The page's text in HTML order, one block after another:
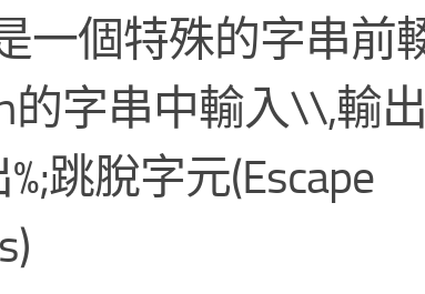
一個特殊的字串前
的字串中輸入\\,輸
%;跳脫字元(Escape